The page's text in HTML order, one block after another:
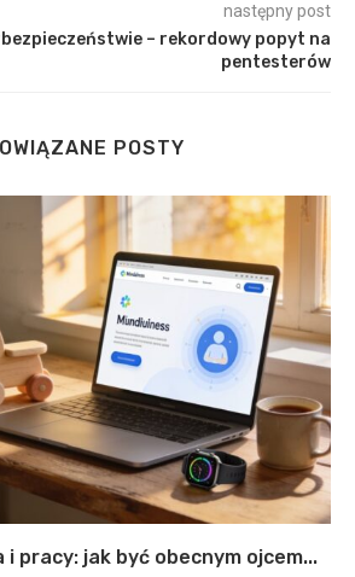
następny post
– rekordowy popyt na
pentesterów
POSTY
pracy: jak być obecnym ojcem...